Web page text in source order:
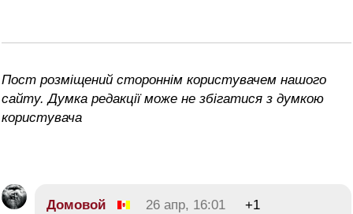
Пост розміщений стороннім користувачем нашого
сайту. Думка редакції може не збігатися з думкою
користувача
Домовой 26 апр, 16:01
+1